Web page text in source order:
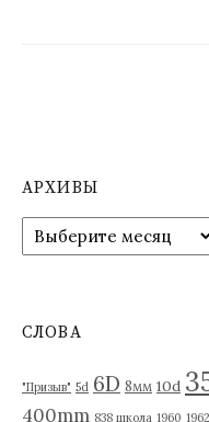
АРХИВЫ
р
в
СЛОВА
"Призыв" 5d 6D 8мм 10d
400mm 838 школа 1960 1962